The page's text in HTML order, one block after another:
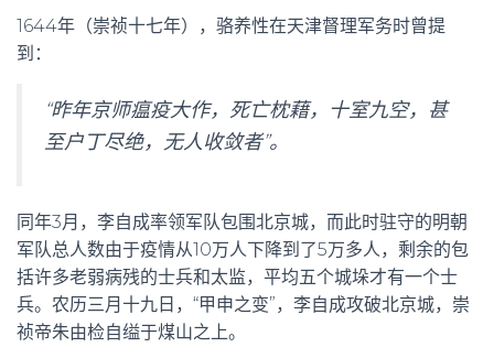
1644年（崇祯十七年），骆养性在天津督理军务时曾提
到：
“昨年京师瘟疫大作，死亡枕藉，十室九空，甚
至户丁尽绝，无人收敛者”。
同年3月，李自成率领军队包围北京城，而此时驻守的明朝
军队总人数由于疫情从10万人下降到了5万多人，剩余的包
括许多老弱病残的士兵和太监，平均五个城垛才有一个士
兵。农历三月十九日，“甲申之变”，李自成攻破北京城，崇
祯帝朱由检自缢于煤山之上。